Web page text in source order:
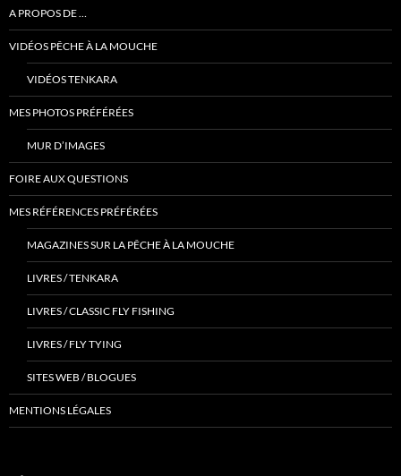
A PROPOS DE …
VIDÉOS PÊCHE À LA MOUCHE
VIDÉOS TENKARA
MES PHOTOS PRÉFÉRÉES
MUR D’IMAGES
FOIRE AUX QUESTIONS
MES RÉFÉRENCES PRÉFÉRÉES
MAGAZINES SUR LA PÊCHE À LA MOUCHE
LIVRES / TENKARA
LIVRES / CLASSIC FLY FISHING
LIVRES / FLY TYING
SITES WEB / BLOGUES
MENTIONS LÉGALES